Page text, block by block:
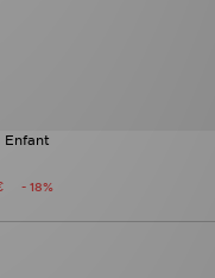
Enfant
- 18%